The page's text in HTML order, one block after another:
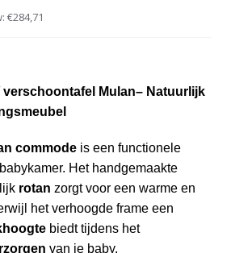
€284,71
verschoontafel Mulan– Natuurlijk
commode is een functionele
Het handgemaakte
rotan zorgt voor een warme en
het verhoogde frame een
biedt tijdens het
van je baby.